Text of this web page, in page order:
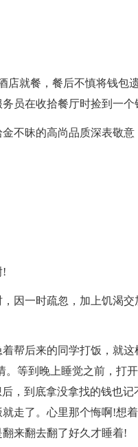
店就餐，餐后不慎将钱包
员在收拾餐厅时捡到一个
不昧的高尚品质深表敬
!
因一时疏忽，加上饥渴
帮后来的同学打饭，就
等到晚上睡觉之前，打
，到底拿没拿找的钱也
走了。心里那个悔啊!想
来翻去翻了好久才睡着!